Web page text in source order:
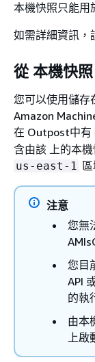
本機快照只能用
如需詳細資訊，
從 本機快
您可以使用儲存
Amazon
在 Outpost中有
含由該 上的本
us-east-1
注意
您無
您目
API
的執
由本
上啟